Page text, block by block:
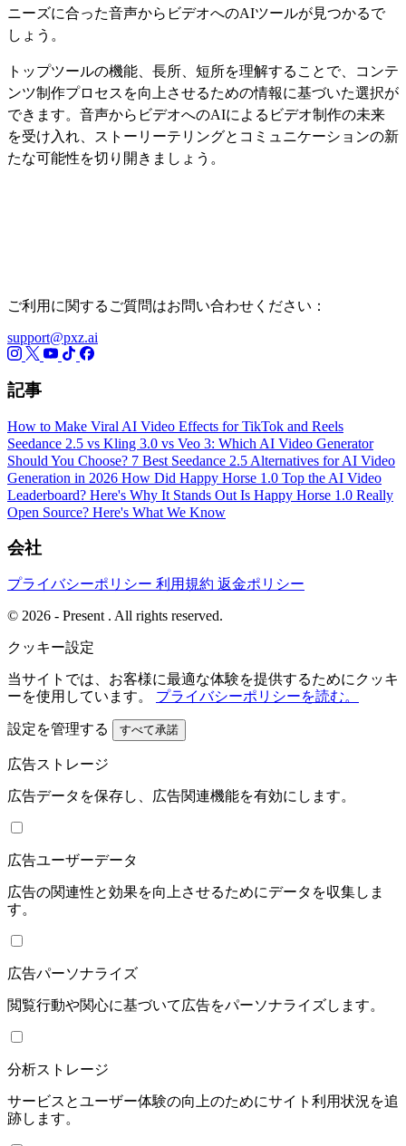
ニーズに合った音声からビデオへのAIツールが見つかるで
しょう。
トップツールの機能、長所、短所を理解することで、コンテ
ンツ制作プロセスを向上させるための情報に基づいた選択が
できます。音声からビデオへのAIによるビデオ制作の未来
を受け入れ、ストーリーテリングとコミュニケーションの新
たな可能性を切り開きましょう。
ご利用に関するご質問はお問い合わせください：
support@pxz.ai
記事
How to Make Viral AI Video Effects for TikTok and Reels
Seedance 2.5 vs Kling 3.0 vs Veo 3: Which AI Video Generator
Should You Choose? 7 Best Seedance 2.5 Alternatives for AI Video
Generation in 2026 How Did Happy Horse 1.0 Top the AI Video
Leaderboard? Here's Why It Stands Out Is Happy Horse 1.0 Really
Open Source? Here's What We Know
会社
プライバシーポリシー 利用規約 返金ポリシー
© 2026 - Present . All rights reserved.
クッキー設定
当サイトでは、お客様に最適な体験を提供するためにクッキ
ーを使用しています。 プライバシーポリシーを読む。
設定を管理する すべて承諾
広告ストレージ
広告データを保存し、広告関連機能を有効にします。
広告ユーザーデータ
広告の関連性と効果を向上させるためにデータを収集しま
す。
広告パーソナライズ
閲覧行動や関心に基づいて広告をパーソナライズします。
分析ストレージ
サービスとユーザー体験の向上のためにサイト利用状況を追
跡します。